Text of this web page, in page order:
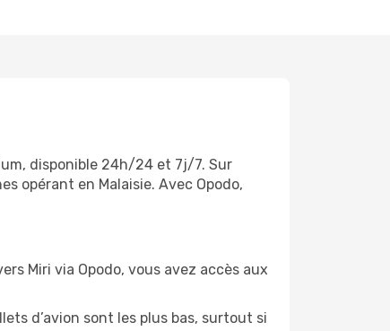
disponible 24h/24 et 7j/7. Sur
opérant en Malaisie. Avec Opodo,
Miri via Opodo, vous avez accès aux
d’avion sont les plus bas, surtout si